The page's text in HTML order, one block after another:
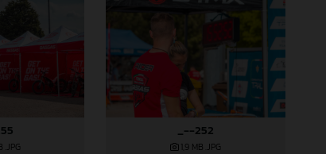
.JPG
_--252
1,9 MB .JPG